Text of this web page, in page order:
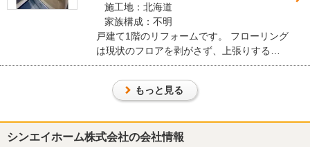
『担当者の人柄・説明力』が良かった （50代/女性）
5
大変丁寧で安心して任せることができたのでとても満足していま
この会社に決めた理由
施工地：北海道
家族構成：不明
戸建て1階のリフォームです。 フローリング
は現状のフロアを剥がさず、上張りするこ
とでゴミ処理費用をコストダウンしていま
す。 床 Panasonic ウスイータ キッチ
ン LIXIL シエラS ユニットバス LIXIL
もっと見る
シンエイホーム株式会社の会社情報